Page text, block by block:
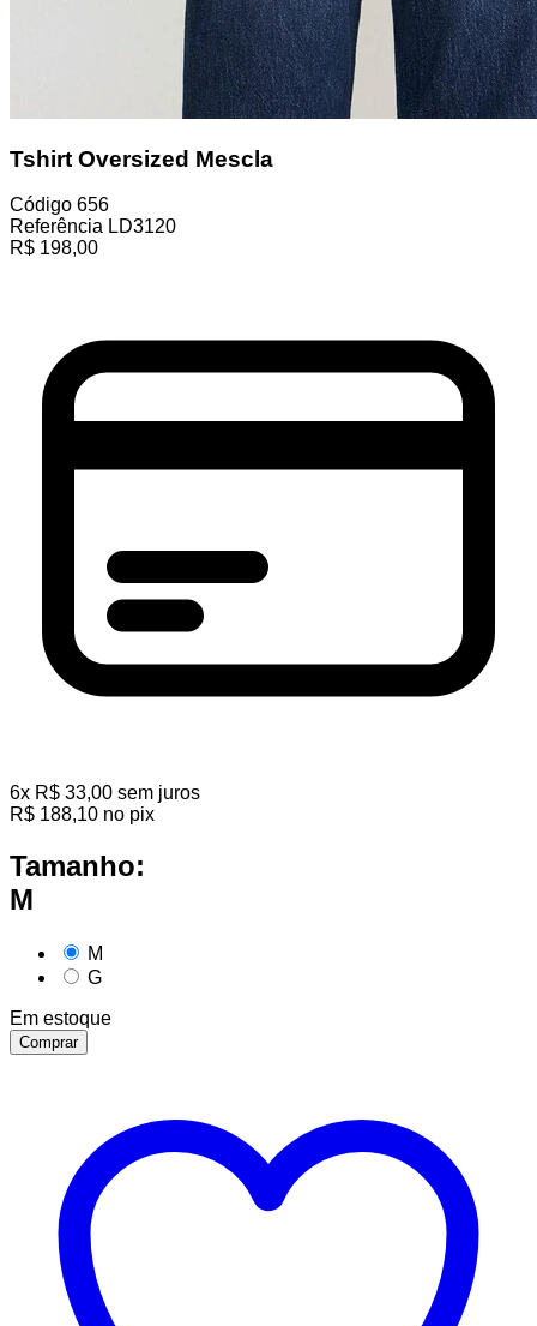
Tshirt Oversized Mescla
Código 656
Referência LD3120
R$ 198,00
6x R$ 33,00 sem juros
R$ 188,10 no pix
Tamanho:
M
M
G
Em estoque
Comprar